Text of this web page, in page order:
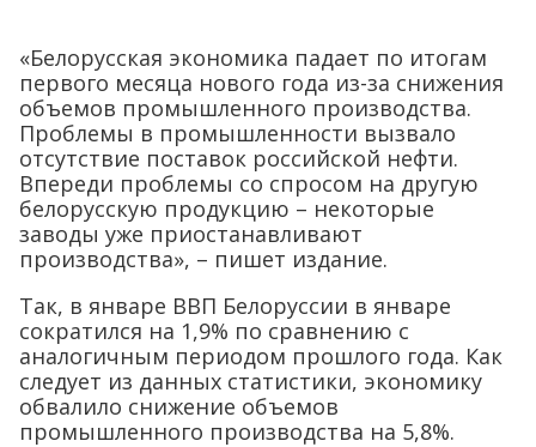
«Белорусская экономика падает по итогам
первого месяца нового года из-за снижения
объемов промышленного производства.
Проблемы в промышленности вызвало
отсутствие поставок российской нефти.
Впереди проблемы со спросом на другую
белорусскую продукцию – некоторые
заводы уже приостанавливают
производства», – пишет издание.
Так, в январе ВВП Белоруссии в январе
сократился на 1,9% по сравнению с
аналогичным периодом прошлого года. Как
следует из данных статистики, экономику
обвалило снижение объемов
промышленного производства на 5,8%.